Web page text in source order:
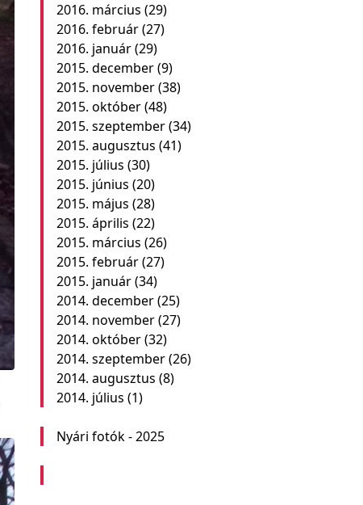
2016. március (29)
2016. február(27)
2016. január(29)
2015. december(9)
2015. november(38)
2015. október(48)
2015. szeptember(34)
2015. augusztus (41)
2015. július (30)
2015. június (20)
2015. május (28)
2015. április (22)
2015. március (26)
2015. február(27)
2015. január(34)
2014. december(25)
2014. november(27)
2014. október(32)
2014. szeptember(26)
2014. augusztus (8)
2014. július (1)
Nyári fotók - 2025